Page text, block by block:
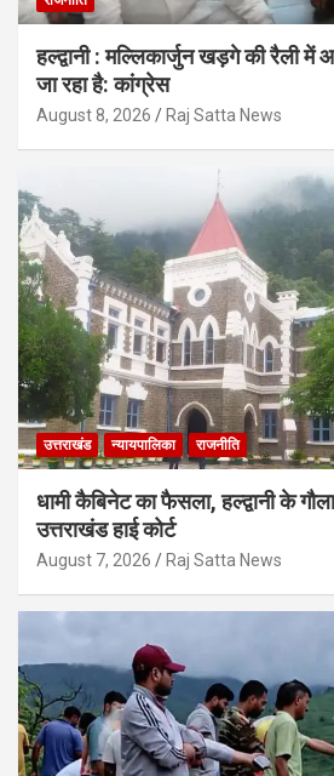
हल्द्वानी : मल्लिकार्जुन खड़गे की रैली में
जा रहा है: कांग्रेस
August 8, 2026 Raj Satta News
उत्तराखंड न्यायपालिका राजनीति
धामी कैबिनेट का फैसला, हल्द्वानी के
उत्तराखंड हाई कोर्ट
August 7, 2026 Raj Satta News